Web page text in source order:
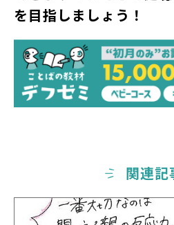
を目指しましょう！
関連記